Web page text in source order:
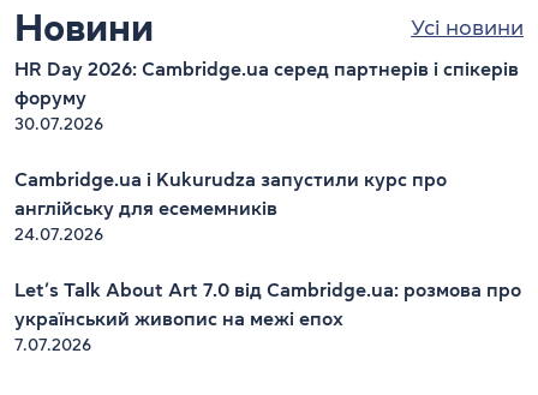
Новини Усі новини
HR Day 2026: Cambridge.ua серед партнерів і спікерів
форуму
30.07.2026
Cambridge.ua і Kukurudza запустили курс про
англійську для есемемників
24.07.2026
Let’s Talk About Art 7.0 від Cambridge.ua: розмова про
український живопис на межі епох
7.07.2026